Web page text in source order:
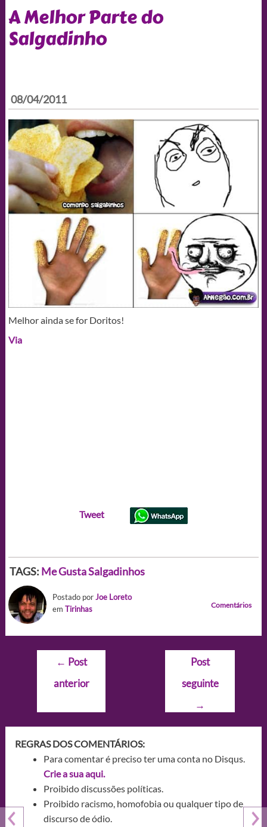
A Melhor Parte do
Salgadinho
08/04/2011
Melhor ainda se for Doritos!
Via
Tweet
TAGS: Me GustaSalgadinhos
Postado porJoe Loreto
em Tirinhas Comentários
Navegação
Post
← Post
anterior
Post
seguinte
→
REGRAS DOS COMENTÁRIOS:
Para comentar é preciso ter uma conta no Disqus.
Crie a sua aqui.
Proibido discussões políticas.
Proibido racismo, homofobia ou qualquer tipo de
discurso de ódio.